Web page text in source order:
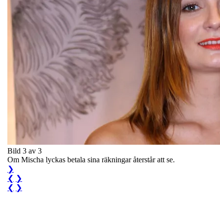
Bild 3 av 3
Om Mischa lyckas betala sina räkningar återstår att se.
❯
❮ ❯
❮ ❯